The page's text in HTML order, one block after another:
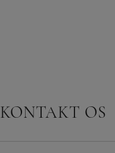
KONTAKT OS